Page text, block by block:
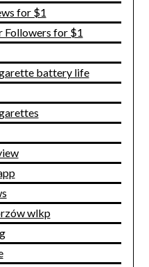
for $1
Followers for $1
battery life
wlkp